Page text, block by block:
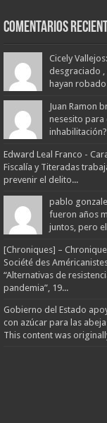
Comentarios
Cicely
desgraciado
hayan robado
Juan Ramon
nesesito para
Edward Leal Franco -
Fiscalía y Titeradas
prevenir el delito...
pablo
fueron años
juntos, pero
[Chroniques] –
Société des
“Alternativas de
pandemia”, 19...
Gobierno del Estado
con azúcar para las
This content was